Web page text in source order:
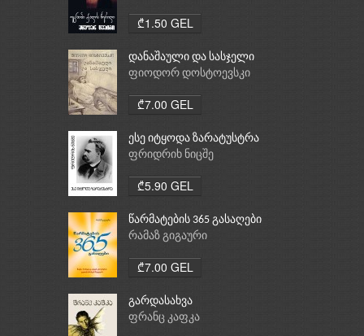
₾1.50 GEL
დანაშაული და სასჯელი
ფიოდორ დოსტოევსკი
₾7.00 GEL
ესე იტყოდა ზარატუსტრა
ფრიდრიხ ნიცშე
₾5.90 GEL
წარმატების 365 გასაღები
რამაზ გიგაური
₾7.00 GEL
გარდასახვა
ფრანც კაფკა